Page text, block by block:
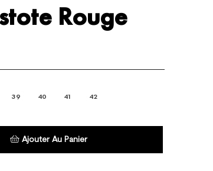
Rouge
39 40 41 42
Ajouter Au Panier